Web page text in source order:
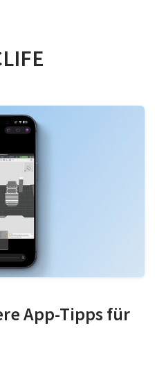
App-Tipps für